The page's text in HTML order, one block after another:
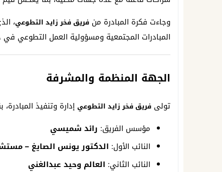
وجاءت فكرة المبادرة من فريق فخر زايد التطوعي،
المبادرات المجتمعية ومسؤولية العمل التطوعي
الجهة المنظمة والمشرفة
تولى فريق فخر زايد التطوعي إدارة وتنفيذ المبادرة،
مؤسس الفريق: رائد شميسي
النائب الأول: الدكتور يونس الصايغ –
النائب الثاني: العالم وحيد عبدالغني